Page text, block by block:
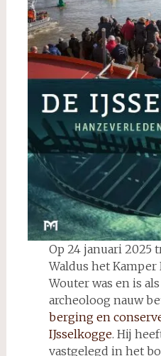
Op 24 januari 2025
Waldus het Kamper
Wouter was en is
archeoloog nauw
berging en
IJsselkogge. Hij
vastgelegd in het